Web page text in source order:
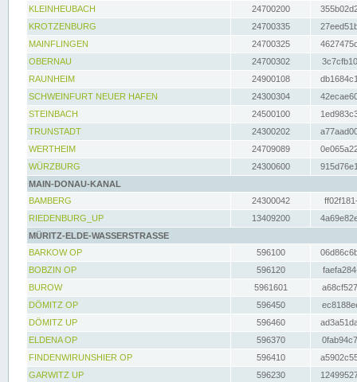
KLEINHEUBACH 24700200
KROTZENBURG
24700335
MAINFLINGEN
24700325
OBERNAU
24700302
RAUNHEIM
24900108
SCHWEINFURT NEUER HAFEN
24300304
STEINBACH
24500100
TRUNSTADT
24300202
WERTHEIM
24709089
WÜRZBURG
24300600
MAIN-DONAU-KANAL
BAMBERG
24300042
RIEDENBURG_UP
13409200
MÜRITZ-ELDE-WASSERSTRASSE
BARKOW OP
596100
BOBZIN OP
596120
BUROW
5961601
DÖMITZ OP
596450
DÖMITZ UP
596460
ELDENA OP
596370
FINDENWIRUNSHIER OP
596410
GARWITZ UP
596230